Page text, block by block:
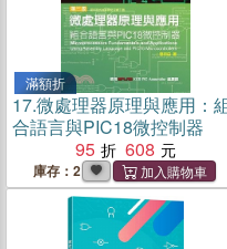
滿額折
17.微處理器原理與應用：
合語言與PIC18微控制器
95
608
庫存：2